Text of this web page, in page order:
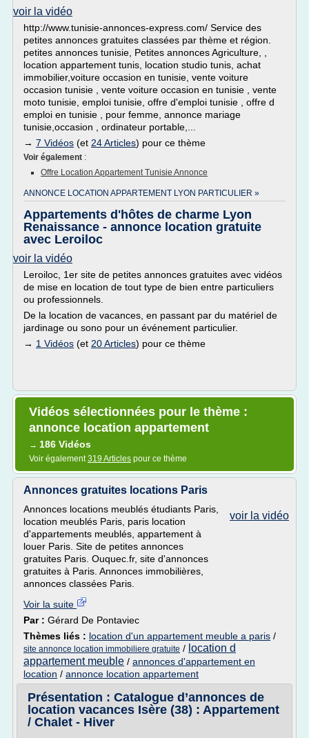
voir la vidéo
http://www.tunisie-annonces-express.com/ Service des
petites annonces gratuites classées par thème et région.
petites annonces tunisie, Petites annonces Agriculture, ,
location appartement tunis, location studio tunis, achat
immobilier,voiture occasion en tunisie, vente voiture
occasion tunisie , vente voiture occasion en tunisie , vente
moto tunisie, emploi tunisie, offre d'emploi tunisie , offre d
emploi en tunisie , pour femme, annonce mariage
tunisie,occasion , ordinateur portable,...
→ 7 Vidéos (et 24 Articles) pour ce thème
Voir également :
Offre Location Appartement Tunisie Annonce
ANNONCE LOCATION APPARTEMENT LYON PARTICULIER »
Appartements d'hôtes de charme Lyon
Renaissance - annonce location gratuite
avec Leroiloc
voir la vidéo
Leroiloc, 1er site de petites annonces gratuites avec vidéos
de mise en location de tout type de bien entre particuliers
ou professionnels.
De la location de vacances, en passant par du matériel de
jardinage ou sono pour un événement particulier.
→ 1 Vidéos (et 20 Articles) pour ce thème
Vidéos sélectionnées pour le thème :
annonce location appartement
→ 186 Vidéos
Voir également319 Articles pour ce thème
Annonces gratuites locations Paris
voir la vidéo
Annonces locations meublés étudiants Paris,
location meublés Paris, paris location
d'appartements meublés, appartement à
louer Paris. Site de petites annonces
gratuites Paris. Ouquec.fr, site d'annonces
gratuites à Paris. Annonces immobilières,
annonces classées Paris.
Voir la suite
Par : Gérard De Pontaviec
Thèmes liés : location d'un appartement meuble a paris /
site annonce location immobiliere gratuite / location d
appartement meuble / annonces d'appartement en
location / annonce location appartement
Présentation : Catalogue d’annonces de
location vacances Isère (38) : Appartement
/ Chalet - Hiver